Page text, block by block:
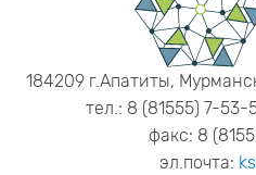
184209 г.Апатиты,
тел.: 8 (81555) 7-
факс: 8
эл.почта: